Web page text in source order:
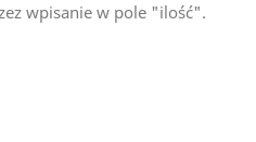
wpisanie w pole "ilość".